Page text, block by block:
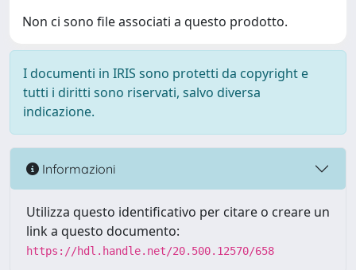
Non ci sono file associati a questo prodotto.
I documenti in IRIS sono protetti da copyright e
tutti i diritti sono riservati, salvo diversa
indicazione.
Informazioni
Utilizza questo identificativo per citare o creare un
link a questo documento:
https://hdl.handle.net/20.500.12570/658